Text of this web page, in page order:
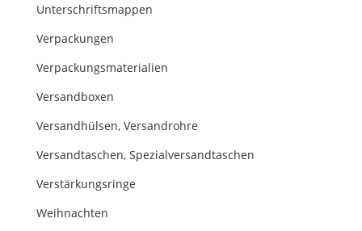
Unterschriftsmappen
Verpackungen
Verpackungsmaterialien
Versandboxen
Versandhülsen, Versandrohre
Versandtaschen, Spezialversandtaschen
Verstärkungsringe
Weihnachten